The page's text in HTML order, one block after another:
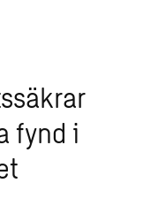
fynd i